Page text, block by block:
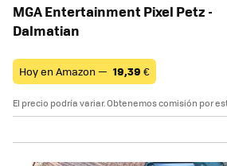
MGA Entertainment Pixel Petz -
Dalmatian
Hoy en Amazon — 19,39 €
El precio podría variar. Obtenemos comisión por